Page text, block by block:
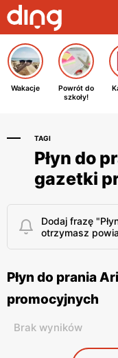
Wakacje
Powrót do
szkoły!
TAGI
Płyn do
gazetki
Dodaj frazę
otrzymasz
Płyn do prania
promocyjnych
Brak wyników